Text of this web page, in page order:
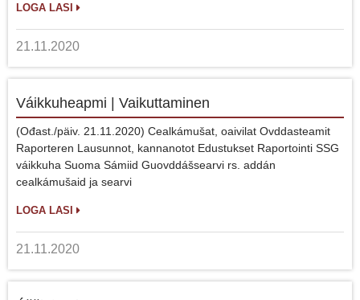
LOGA LASI
21.11.2020
Váikkuheapmi | Vaikuttaminen
(Ođast./päiv. 21.11.2020) Cealkámušat, oaivilat Ovddasteamit
Raporteren Lausunnot, kannanotot Edustukset Raportointi SSG
váikkuha Suoma Sámiid Guovddášsearvi rs. addán
cealkámušaid ja searvi
LOGA LASI
21.11.2020